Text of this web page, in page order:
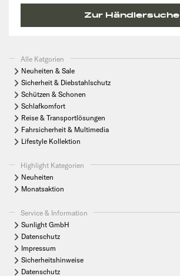
Zur Händlersuche
Alle Katgorien
Neuheiten & Sale
Sicherheit & Diebstahlschutz
Schützen & Schonen
Schlafkomfort
Reise & Transportlösungen
Fahrsicherheit & Multimedia
Lifestyle Kollektion
Highlight Kategorien
Neuheiten
Monatsaktion
Service & Information
Sunlight GmbH
Datenschutz
Impressum
Sicherheitshinweise
Datenschutz